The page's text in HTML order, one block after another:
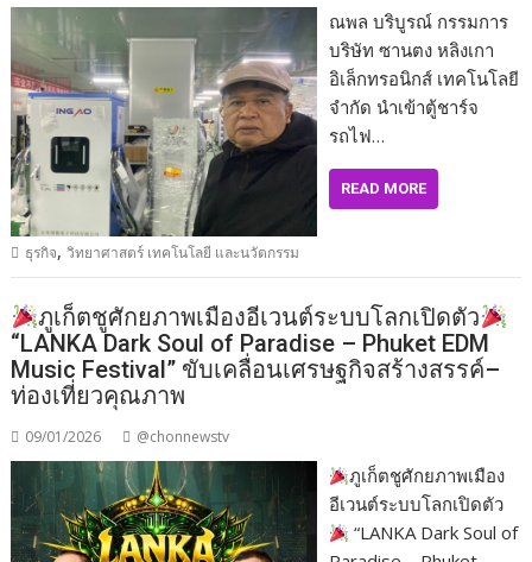
ณพล บริบูรณ์ กรรมการ
บริษัท ซานตง หลิงเกา
อิเล็กทรอนิกส์ เทคโนโลยี
จำกัด นำเข้าตู้ชาร์จ
รถไฟ…
READ MORE
ธุรกิจ,วิทยาศาสตร์ เทคโนโลยี และนวัตกรรม
ภูเก็ตชูศักยภาพเมืองอีเวนต์ระบบโลกเปิดตัว
“LANKA Dark Soul of Paradise – Phuket EDM
Music Festival” ขับเคลื่อนเศรษฐกิจสร้างสรรค์–
ท่องเที่ยวคุณภาพ
09/01/2026 @chonnewstv
ภูเก็ตชูศักยภาพเมือง
อีเวนต์ระบบโลกเปิดตัว
“LANKA Dark Soul of